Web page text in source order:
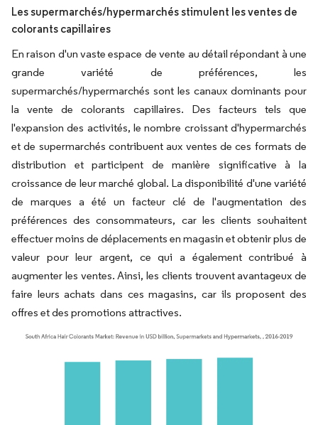
Les supermarchés/hypermarchés stimulent les ventes de
colorants capillaires
En raison d'un vaste espace de vente au détail répondant à une
grande variété de préférences, les
supermarchés/hypermarchés sont les canaux dominants pour
la vente de colorants capillaires. Des facteurs tels que
l'expansion des activités, le nombre croissant d'hypermarchés
et de supermarchés contribuent aux ventes de ces formats de
distribution et participent de manière significative à la
croissance de leur marché global. La disponibilité d'une variété
de marques a été un facteur clé de l'augmentation des
préférences des consommateurs, car les clients souhaitent
effectuer moins de déplacements en magasin et obtenir plus de
valeur pour leur argent, ce qui a également contribué à
augmenter les ventes. Ainsi, les clients trouvent avantageux de
faire leurs achats dans ces magasins, car ils proposent des
offres et des promotions attractives.